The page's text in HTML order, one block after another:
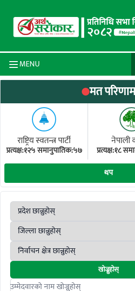
MENU
मत परिणाम
राष्ट्रिय स्वतन्त्र पार्टी
प्रत्यक्ष:१२५ समानुपातिक:५७
नेपाली
प्रत्यक्ष:१८
थप
खोज्नुहोस्
Search candidates